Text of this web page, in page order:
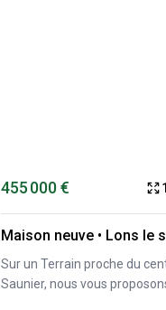
455 000 €
Maison neuve • Lons le
Sur un Terrain proche du
Saunier, nous vous